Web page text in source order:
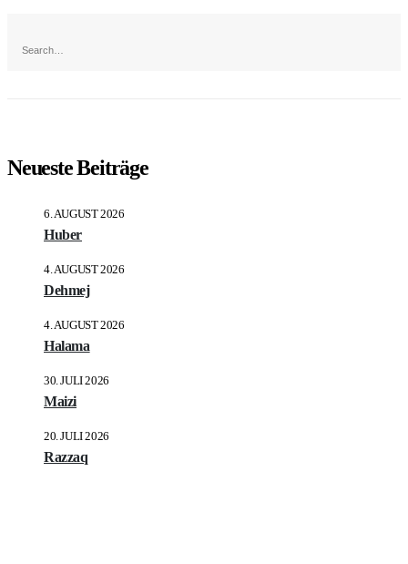
Neueste Beiträge
Huber
6. AUGUST 2026
Dehmej
4. AUGUST 2026
Halama
4. AUGUST 2026
Maizi
30. JULI 2026
Razzaq
20. JULI 2026